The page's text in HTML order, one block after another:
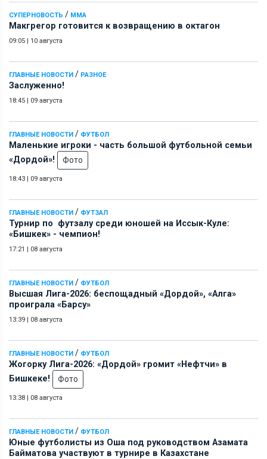
СУПЕРНОВОСТЬ / ММА
Макгрегор готовится к возвращению в октагон
09:05 | 10 августа
ГЛАВНЫЕ НОВОСТИ / РАЗНОЕ
Заслуженно!
18:45 | 09 августа
ГЛАВНЫЕ НОВОСТИ / ФУТБОЛ
Маленькие игроки - часть большой футбольной семьи
«Дордой»!
Фото
18:43 | 09 августа
ГЛАВНЫЕ НОВОСТИ / ФУТЗАЛ
Турнир по футзалу среди юношей на Иссык-Куле:
«Бишкек» - чемпион!
17:21 | 08 августа
ГЛАВНЫЕ НОВОСТИ / ФУТБОЛ
Высшая Лига-2026: беспощадный «Дордой», «Алга»
проиграла «Барсу»
13:39 | 08 августа
ГЛАВНЫЕ НОВОСТИ / ФУТБОЛ
Жогорку Лига-2026: «Дордой» громит «Нефтчи» в
Бишкеке!
Фото
13:38 | 08 августа
ГЛАВНЫЕ НОВОСТИ / ФУТБОЛ
Юные футболисты из Оша под руководством Азамата
Байматова участвуют в турнире в Казахстане